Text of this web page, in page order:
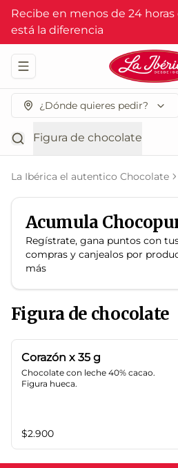
Recibe en menos de 24 horas
está la diferencia
Abrir menu de navegación
¿Dónde quieres pedir?
Figura de chocolate
La Ibérica el autentico Chocolate
Acumula
Regístrate, gana puntos con
compras y canjealos por
más
Figura de chocolate
Corazón x 35 g
Chocolate con leche 40% cacao.
Figura hueca.
$2.900